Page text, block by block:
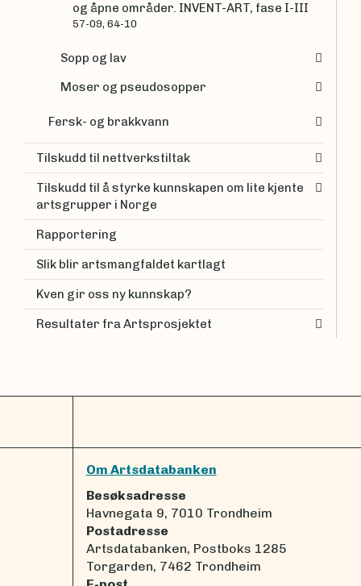
og åpne områder. INVENT-ART, fase I-III
57-09, 64-10
Sopp og lav
Moser og pseudosopper
Fersk- og brakkvann
Tilskudd til nettverkstiltak
Tilskudd til å styrke kunnskapen om lite kjente
artsgrupper i Norge
Rapportering
Slik blir artsmangfaldet kartlagt
Kven gir oss ny kunnskap?
Resultater fra Artsprosjektet
Om Artsdatabanken
Besøksadresse
Havnegata 9, 7010 Trondheim
Postadresse
Artsdatabanken, Postboks 1285
Torgarden, 7462 Trondheim